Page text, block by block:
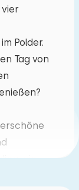
vier
Polder.
Tag von
ein
Sa
08 09
15 16
22 23